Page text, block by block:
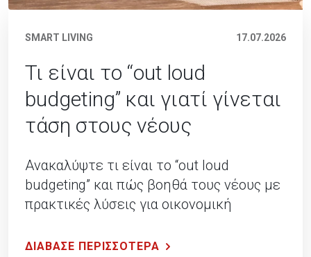
SMART LIVING 17.07.2026
Τι είναι το “out loud
budgeting” και γιατί γίνεται
τάση στους νέους
Ανακαλύψτε τι είναι το “out loud
budgeting” και πώς βοηθά τους νέους με
πρακτικές λύσεις για οικονομική
ΔΙΑΒΑΣΕ ΠΕΡΙΣΣΟΤΕΡΑ